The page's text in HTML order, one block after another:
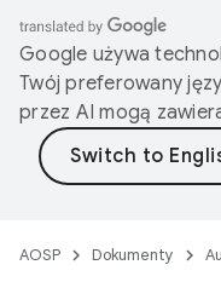
Google używa
Twój preferowany
przez AI mogą
AOSP Dokumenty